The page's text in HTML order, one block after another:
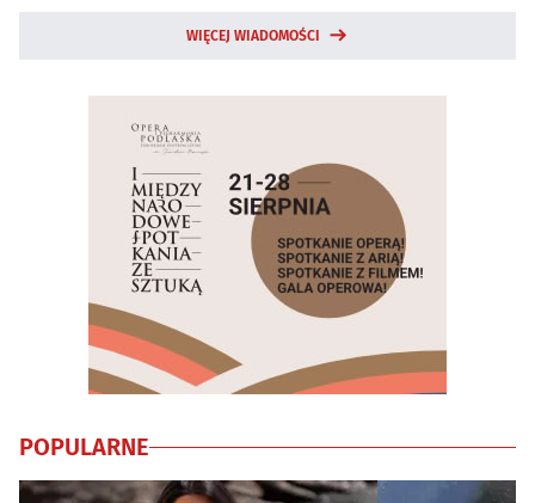
WIĘCEJ WIADOMOŚCI
POPULARNE